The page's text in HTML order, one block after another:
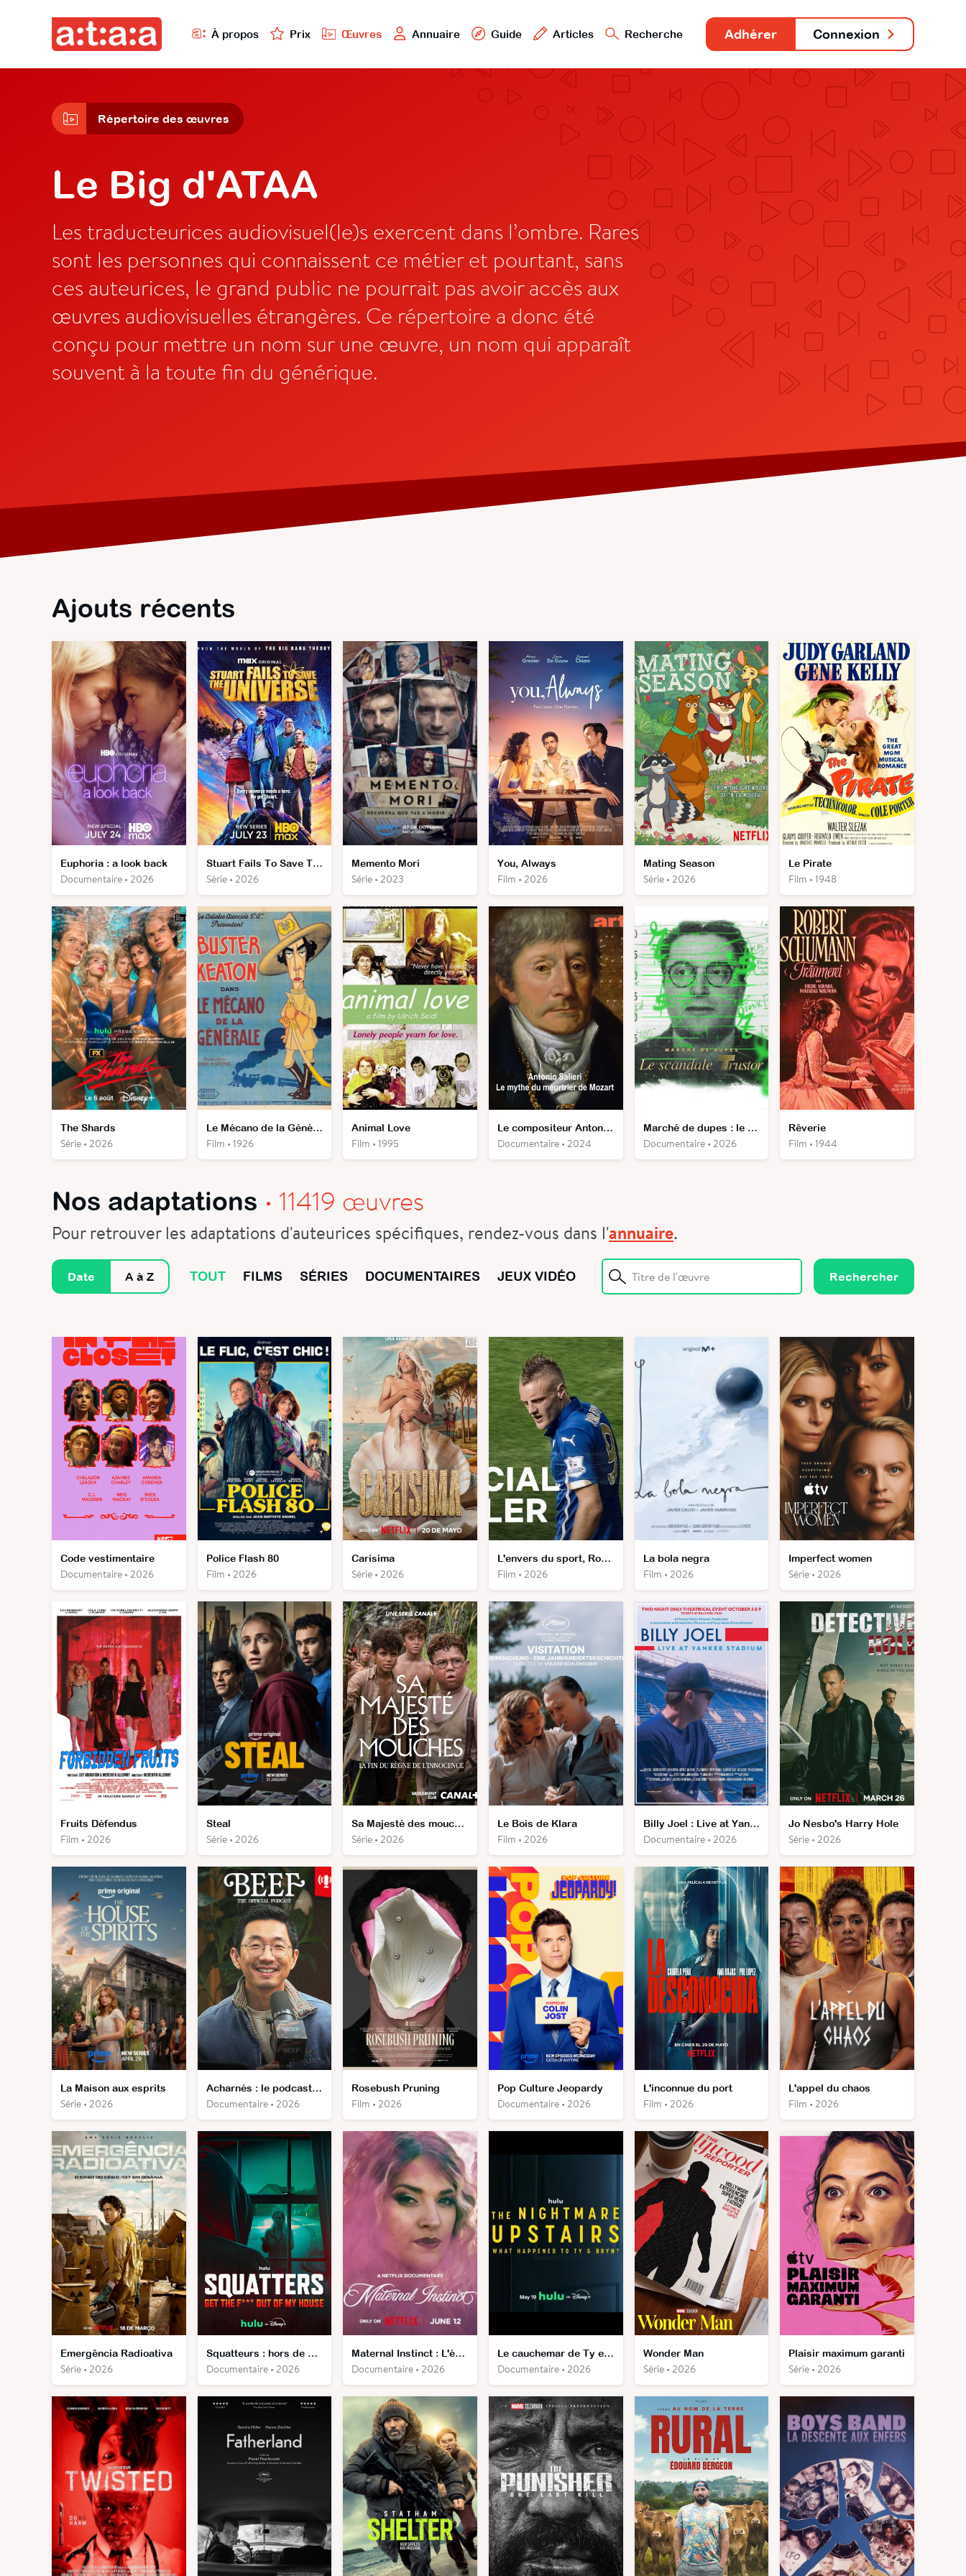
À propos Prix Œuvres Annuaire Guide Articles Recherche Adhérer Connexion
Répertoire des œuvres
Le Big d'ATAA
Les traducteurices audiovisuel(le)s exercent dans l’ombre. Rares
sont les personnes qui connaissent ce métier et pourtant, sans
ces auteurices, le grand public ne pourrait pas avoir accès aux
œuvres audiovisuelles étrangères. Ce répertoire a donc été
conçu pour mettre un nom sur une œuvre, un nom qui apparaît
souvent à la toute fin du générique.
Ajouts récents
Euphoria : a look back
Documentaire • 2026
Stuart Fails To Save The Universe
Série • 2026
Memento Mori
Série • 2023
You, Always
Film • 2026
Mating Season
Série • 2026
Le Pirate
Film • 1948
The Shards
Série • 2026
Le Mécano de la Générale
Film • 1926
Animal Love
Film • 1995
Le compositeur Antonio Salieri - Le mythe du meurtrier de Mozart
Documentaire • 2024
Marché de dupes : le scandale Trustor
Documentaire • 2026
Rêverie
Film • 1944
Nos adaptations • 11419 œuvres
Pour retrouver les adaptations d'auteurices spécifiques, rendez-vous dans l'annuaire.
Date A à Z TOUT FILMS SÉRIES DOCUMENTAIRES JEUX VIDÉO Rechercher
Code vestimentaire
Documentaire • 2026
Police Flash 80
Film • 2026
Carísima
Série • 2026
L'envers du sport, Royaume-Uni : Jamie Vardy
Film • 2026
La bola negra
Film • 2026
Imperfect women
Série • 2026
Fruits Défendus
Film • 2026
Steal
Série • 2026
Sa Majesté des mouches
Série • 2026
Le Bois de Klara
Film • 2026
Billy Joel : Live at Yankee Stadium
Documentaire • 2026
Jo Nesbo's Harry Hole
Série • 2026
La Maison aux esprits
Série • 2026
Acharnés : le podcast officiel
Documentaire • 2026
Rosebush Pruning
Film • 2026
Pop Culture Jeopardy
Documentaire • 2026
L'inconnue du port
Film • 2026
L'appel du chaos
Film • 2026
Emergência Radioativa
Série • 2026
Squatteurs : hors de chez moi
Documentaire • 2026
Maternal Instinct : L'énigme Taylor Parker
Documentaire • 2026
Le cauchemar de Ty et Bryn
Documentaire • 2026
Wonder Man
Série • 2026
Plaisir maximum garanti
Série • 2026